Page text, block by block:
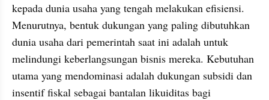
kepada dunia usaha yang tengah melakukan efisiensi.
Menurutnya, bentuk dukungan yang paling dibutuhkan
dunia usaha dari pemerintah saat ini adalah untuk
melindungi keberlangsungan bisnis mereka. Kebutuhan
utama yang mendominasi adalah dukungan subsidi dan
insentif fiskal sebagai bantalan likuiditas bagi